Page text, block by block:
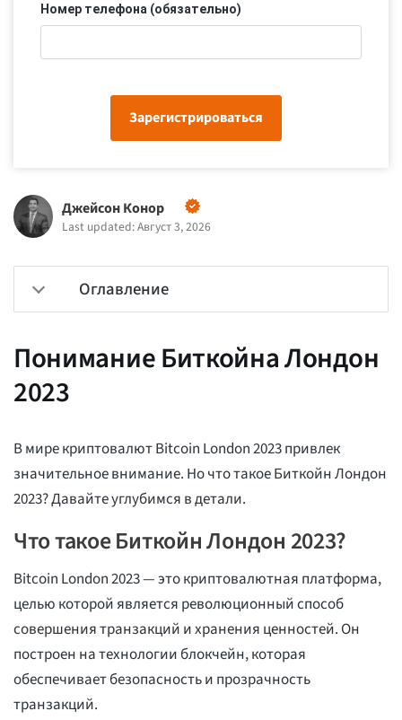
Номер телефона (обязательно)
Зарегистрироваться
Джейсон Конор
Last updated: Август 3, 2026
Оглавление
Понимание Биткойна Лондон
2023
В мире криптовалют Bitcoin London 2023 привлек
значительное внимание. Но что такое Биткойн Лондон
2023? Давайте углубимся в детали.
Что такое Биткойн Лондон 2023?
Bitcoin London 2023 — это криптовалютная платформа,
целью которой является революционный способ
совершения транзакций и хранения ценностей. Он
построен на технологии блокчейн, которая
обеспечивает безопасность и прозрачность
транзакций.